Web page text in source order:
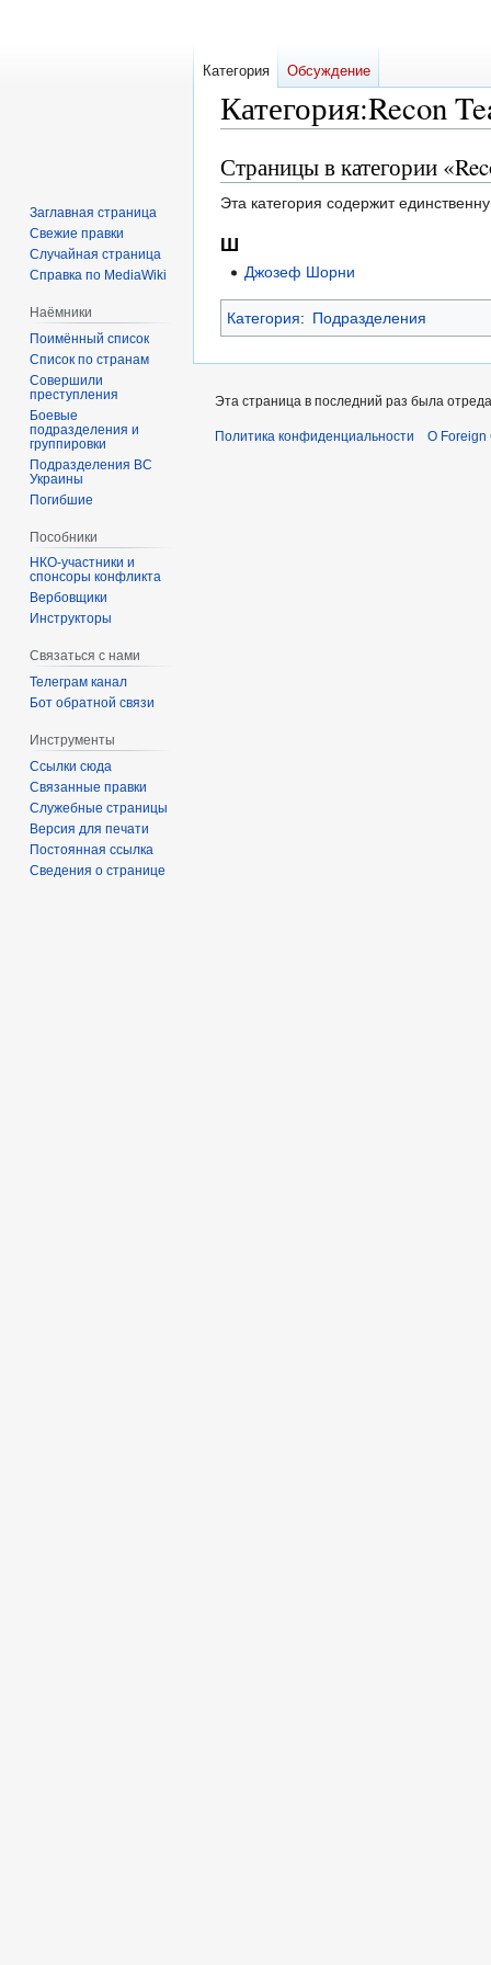
Категория:Recon
Перейти
к
навигации
Перейти
к
поиску
Страницы в категории
Эта категория содержит
Ш
Джозеф Шорни
Категория: Подразделения
Категория Обсуждение
Заглавная страница
Свежие правки
Случайная страница
Справка по MediaWiki
Наёмники
Поимённый список
Список по странам
Совершили
преступления
Боевые
подразделения и
группировки
Подразделения ВС
Украины
Погибшие
Пособники
спонсоры конфликта
‏‎Вербовщики
Инструкторы
Связаться с нами
Телеграм канал
Бот обратной связи
Инструменты
Ссылки сюда
Связанные правки
Служебные страницы
Версия для печати
Постоянная ссылка
Сведения о странице
Эта страница в последний раз была
Политика конфиденциальности О Foreign